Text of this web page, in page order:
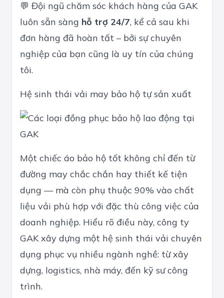
💬 Đội ngũ chăm sóc khách hàng của GAK
luôn sẵn sàng hỗ trợ 24/7, kể cả sau khi
đơn hàng đã hoàn tất – bởi sự chuyên
nghiệp của bạn cũng là uy tín của chúng
tôi.
Hệ sinh thái vải may bảo hộ tự sản xuất
Một chiếc áo bảo hộ tốt không chỉ đến từ
đường may chắc chắn hay thiết kế tiện
dụng — mà còn phụ thuộc 90% vào chất
liệu vải phù hợp với đặc thù công việc của
doanh nghiệp. Hiểu rõ điều này, công ty
GAK xây dựng một hệ sinh thái vải chuyên
dụng phục vụ nhiều ngành nghề: từ xây
dựng, logistics, nhà máy, đến kỹ sư công
trình.